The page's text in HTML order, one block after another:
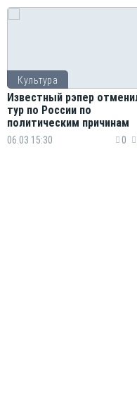
Культура
Известный рэпер
тур по России по
политическим причинам
06.03 15:30 0